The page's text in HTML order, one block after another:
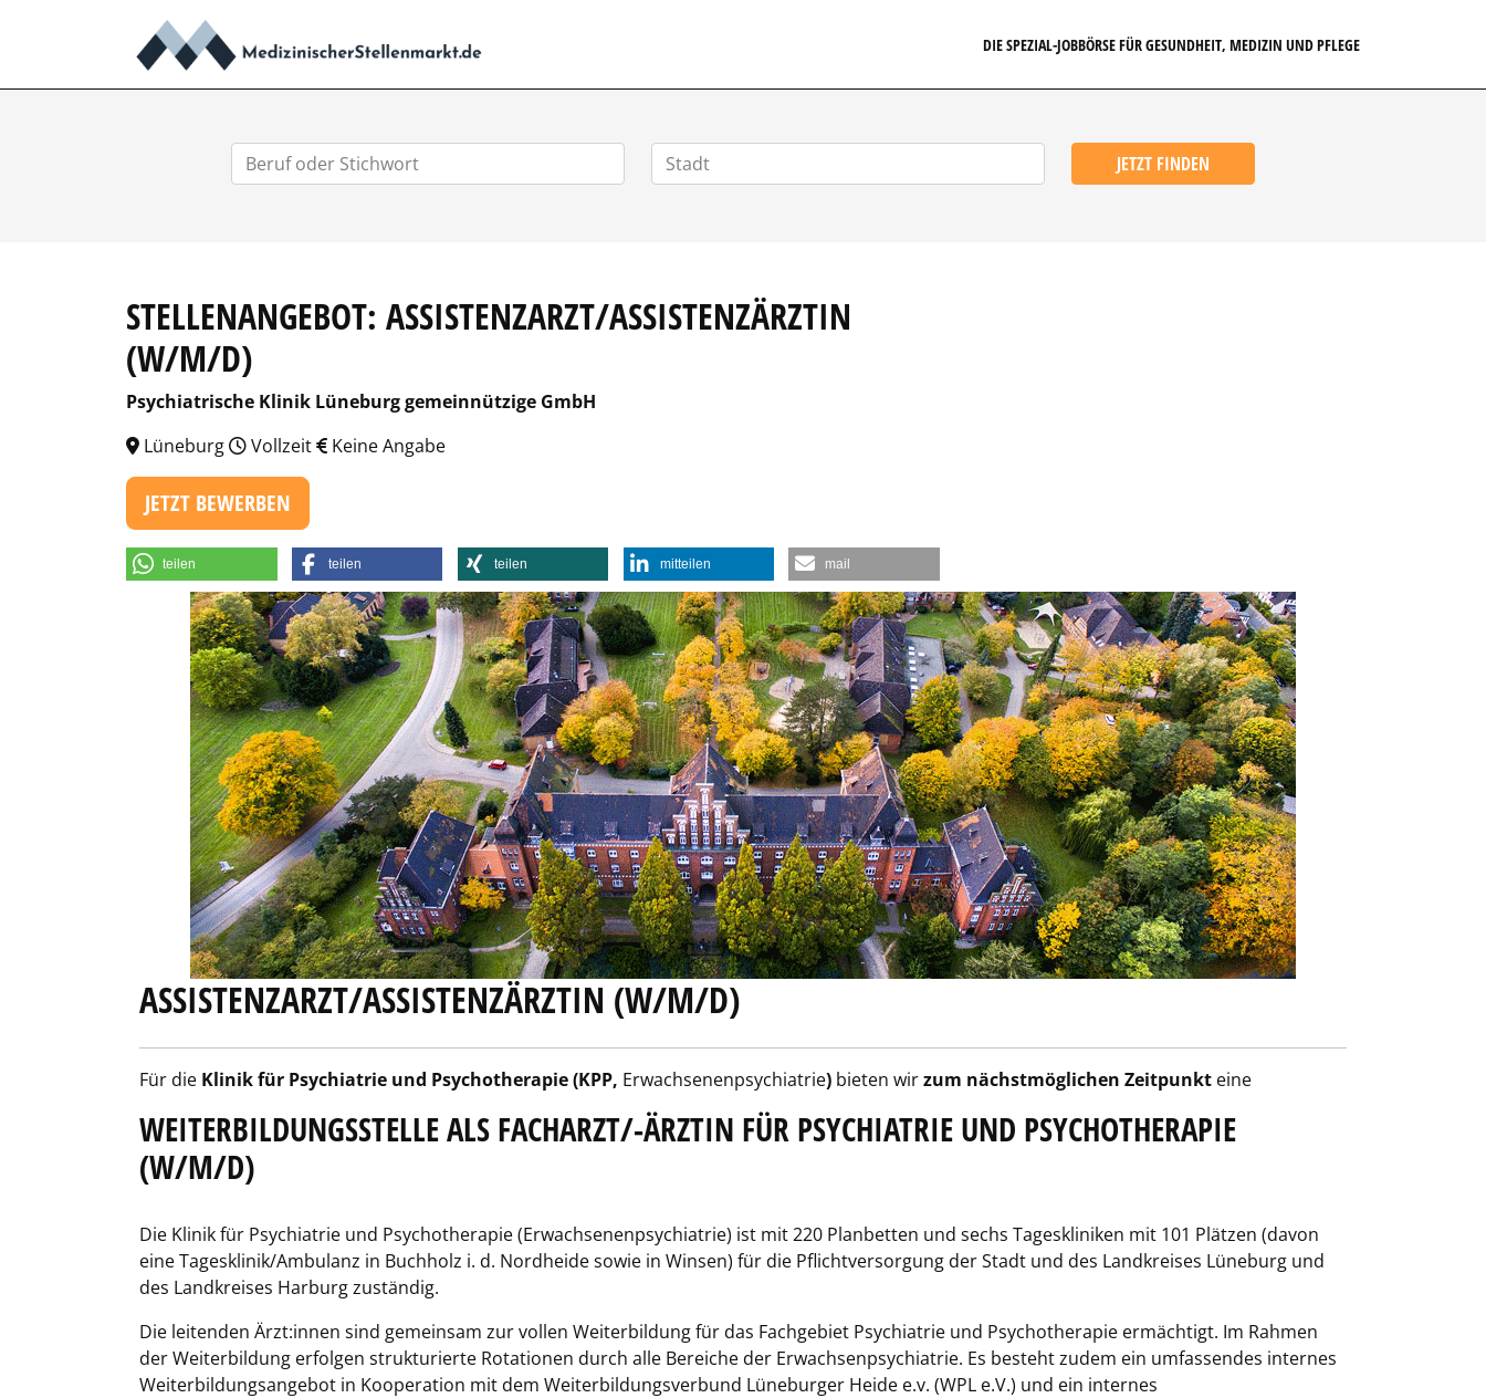
DIE SPEZIAL-JOBBÖRSE FÜR GESUNDHEIT, MEDIZIN UND PFLEGE
JETZT FINDEN
STELLENANGEBOT: ASSISTENZARZT/ASSISTENZÄRZTIN
(W/M/D)
Psychiatrische Klinik Lüneburg gemeinnützige GmbH
Lüneburg
Vollzeit Keine Angabe
JETZT BEWERBEN
teilen teilen teilen mitteilen mail
ASSISTENZARZT/ASSISTENZÄRZTIN (W/M/D)
Für die Klinik für Psychiatrie und Psychotherapie (KPP, Erwachsenenpsychiatrie) bieten wirzum nächstmöglichen Zeitpunkt eine
WEITERBILDUNGSSTELLE ALS FACHARZT/-ÄRZTIN FÜR PSYCHIATRIE UND PSYCHOTHERAPIE
(W/M/D)
Die Klinik für Psychiatrie und Psychotherapie (Erwachsenenpsychiatrie) ist mit 220 Planbetten und sechs Tageskliniken mit 101 Plätzen (davon
eine Tagesklinik/Ambulanz in Buchholz i. d. Nordheide sowie in Winsen) für die Pflichtversorgung der Stadt und des Landkreises Lüneburg und
des Landkreises Harburg zuständig.
Die leitenden Ärzt:innen sind gemeinsam zur vollen Weiterbildung für das Fachgebiet Psychiatrie und Psychotherapie ermächtigt. Im Rahmen
der Weiterbildung erfolgen strukturierte Rotationen durch alle Bereiche der Erwachsenpsychiatrie. Es besteht zudem ein umfassendes internes
Weiterbildungsangebot in Kooperation mit dem Weiterbildungsverbund Lüneburger Heide e.v. (WPL e.V.) und ein internes